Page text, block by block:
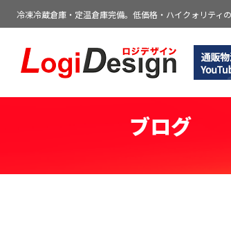
冷凍冷蔵倉庫・定温倉庫完備。低価格・ハイクォリティ
通販物流専門 低価格・発
ブログ